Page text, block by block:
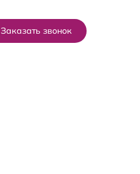
Заказать звонок